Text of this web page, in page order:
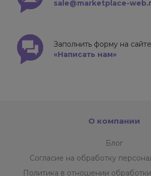
sale@marketplace-
Заполнить форму на сайте
«Написать нам»
О компании
Блог
Согласие на обработку
Политика в отношении